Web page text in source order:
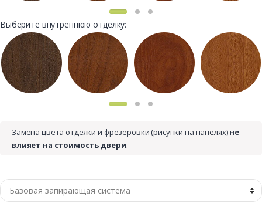
Выберите внутреннюю отделку:
Замена цвета отделки и фрезеровки (рисунки на панелях)не
влияет на стоимость двери.